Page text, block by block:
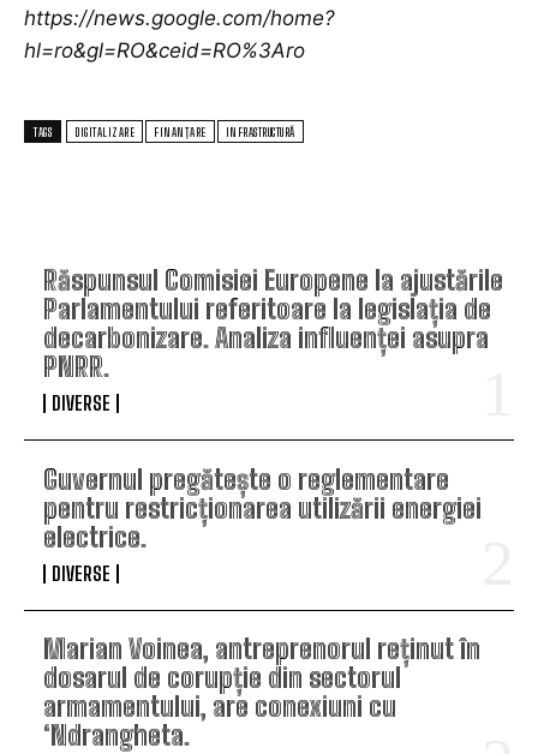
Răspunsul Comisiei Europene la ajustările
Parlamentului referitoare la legislația de
decarbonizare. Analiza influenței asupra
PNRR.
DIVERSE
Guvernul pregătește o reglementare
pentru restricționarea utilizării energiei
electrice.
DIVERSE
Marian Voinea, antreprenorul reținut în
dosarul de corupție din sectorul
armamentului, are conexiuni cu
‘Ndrangheta.
https://news.google.com/home?
hl=ro&gl=RO&ceid=RO%3Aro
TAGS DIGITALIZARE FINANȚARE INFRASTRUCTURĂ